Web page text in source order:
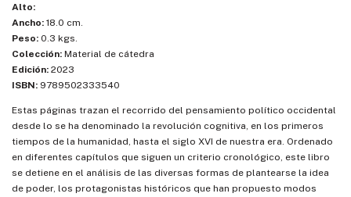
Alto:
Ancho: 18.0 cm.
Peso: 0.3 kgs.
Colección: Material de cátedra
Edición: 2023
ISBN: 9789502333540
Estas páginas trazan el recorrido del pensamiento político occidental
desde lo se ha denominado la revolución cognitiva, en los primeros
tiempos de la humanidad, hasta el siglo XVI de nuestra era. Ordenado
en diferentes capítulos que siguen un criterio cronológico, este libro
se detiene en el análisis de las diversas formas de plantearse la idea
de poder, los protagonistas históricos que han propuesto modos